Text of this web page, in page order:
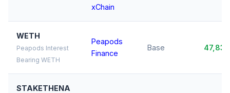
xChain
WETH
Peapods Interest
Bearing WETH
Peapods
Finance
Base
STAKETHENA